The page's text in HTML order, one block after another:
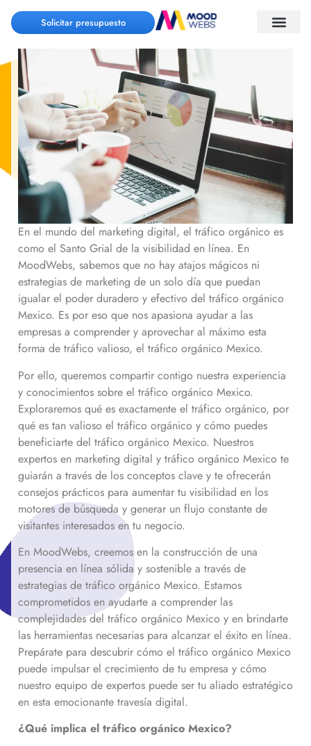
Solicitar presupuesto
Tráfico Orgánico Mexico
En el mundo del marketing digital, el tráfico orgánico es
como el Santo Grial de la visibilidad en línea. En
MoodWebs, sabemos que no hay atajos mágicos ni
estrategias de marketing de un solo día que puedan
igualar el poder duradero y efectivo del tráfico orgánico
Mexico. Es por eso que nos apasiona ayudar a las
empresas a comprender y aprovechar al máximo esta
forma de tráfico valioso, el tráfico orgánico Mexico.
Por ello, queremos compartir contigo nuestra experiencia
y conocimientos sobre el tráfico orgánico Mexico.
Exploraremos qué es exactamente el tráfico orgánico, por
qué es tan valioso el tráfico orgánico y cómo puedes
beneficiarte del tráfico orgánico Mexico. Nuestros
expertos en marketing digital y tráfico orgánico Mexico te
guiarán a través de los conceptos clave y te ofrecerán
consejos prácticos para aumentar tu visibilidad en los
motores de búsqueda y generar un flujo constante de
visitantes interesados en tu negocio.
En MoodWebs, creemos en la construcción de una
presencia en línea sólida y sostenible a través de
estrategias de tráfico orgánico Mexico. Estamos
comprometidos en ayudarte a comprender las
complejidades del tráfico orgánico Mexico y en brindarte
las herramientas necesarias para alcanzar el éxito en línea.
Prepárate para descubrir cómo el tráfico orgánico Mexico
puede impulsar el crecimiento de tu empresa y cómo
nuestro equipo de expertos puede ser tu aliado estratégico
en esta emocionante travesía digital.
¿Qué implica el tráfico orgánico Mexico?